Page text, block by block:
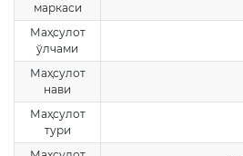
маркаси
Маҳсулот
ўлчами
Маҳсулот
нави
Маҳсулот
тури